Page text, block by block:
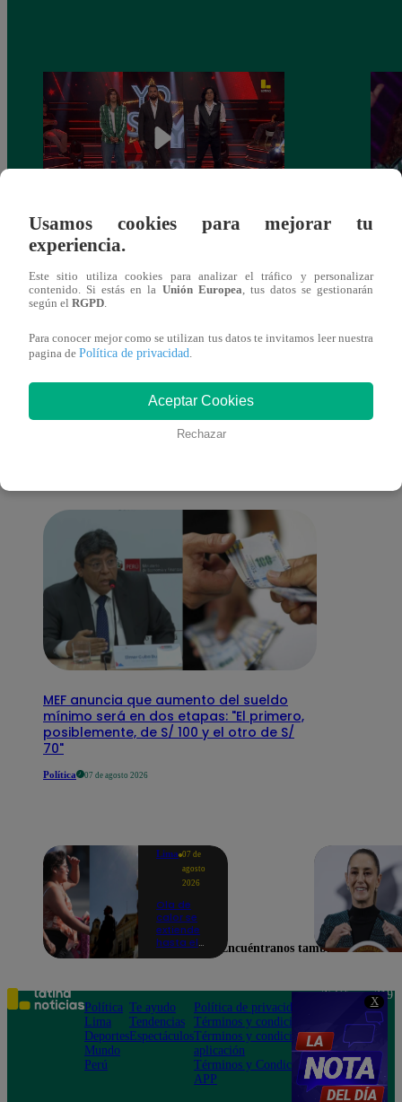
X
Yo Soy GRANDES BATALLAS: ¡El
mantuvo su silla de consagrado!
También te puede
interesar
MEF anuncia que aumento del sueldo
mínimo será en dos etapas: "El primero,
posiblemente, de S/ 100 y el otro de S/
70"
Política 07 de agosto 2026
Lima 07 de
agosto
2026
Ola de
calor se
extiende
hasta el
Lima y
otras 16
regiones
Usamos cookies para mejorar tu
experiencia.
Este sitio utiliza cookies para analizar el tráfico y personalizar
contenido. Si estás en la Unión Europea, tus datos se gestionarán
según el RGPD.
Para conocer mejor como se utilizan tus datos te invitamos leer nuestra
pagina de Política de privacidad.
Aceptar Cookies
Rechazar
Encuéntranos también en
Política
Lima
Deportes
Mundo
Perú
Te ayudo
Tendencias
Espectáculos
Política de privacidad
Términos y condiciones
Términos y condiciones
aplicación
Términos y Condiciones
APP
Teléfono: 219
Av. San
Felipe 968
Jesús María